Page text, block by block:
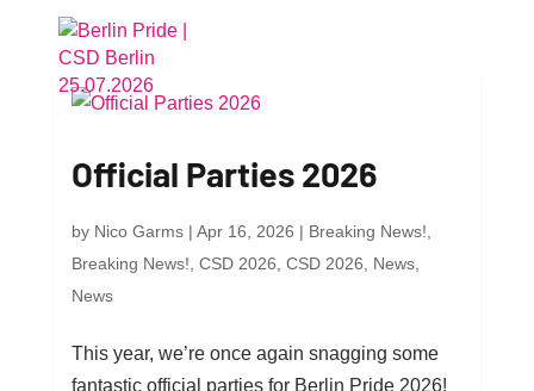
Official Parties 2026
by Nico Garms| Apr 16, 2026 | Breaking News!
Breaking News! CSD 2026 CSD 2026 News,
News
This year, we’re once again snagging some
fantastic official parties for Berlin Pride 2026!